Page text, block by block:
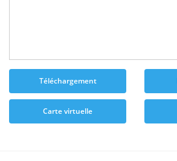
Téléchargement
Carte virtuelle